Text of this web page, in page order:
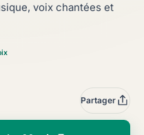
voix chantées et